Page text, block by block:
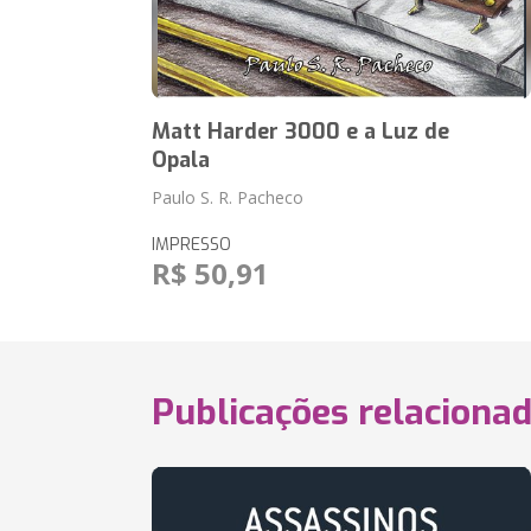
Matt Harder 3000 e a Luz de
Opala
Paulo S. R. Pacheco
IMPRESSO
R$ 50,91
Publicações